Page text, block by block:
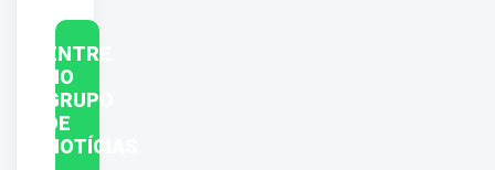
ENTRE
NO
GRUPO
DE
NOTÍCIAS